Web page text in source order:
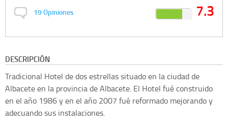
19Opiniones 7.3
DESCRIPCIÓN
Tradicional Hotel de dos estrellas situado en la ciudad de
Albacete en la provincia de Albacete. El Hotel fué construido
en el año 1986 y en el año 2007 fué reformado mejorando y
adecuando sus instalaciones.